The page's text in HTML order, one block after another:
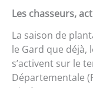
Les chasseurs,
La saison de
le Gard que déjà,
s’activent sur le
Départementale